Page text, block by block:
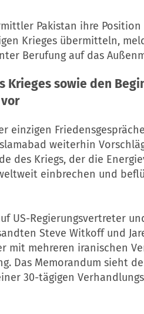
Pakistan ihre Position
Krieges übermitteln,
Berufung auf das
Krieges sowie den
einzigen
weiterhin
des Kriegs, der die
einbrechen und
US-Regierungsvertreter
Steve Witkoff und
mit mehreren iranischen
Das Memorandum sieht
30-tägigen